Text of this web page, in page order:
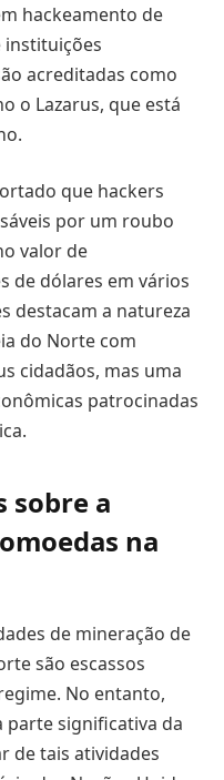
hackeamento de
instituições
acreditadas como
o Lazarus, que está
que hackers
por um roubo
valor de
de dólares em vários
destacam a natureza
do Norte com
cidadãos, mas uma
patrocinadas
sobre a
na
de mineração de
são escassos
No entanto,
parte significativa da
de tais atividades